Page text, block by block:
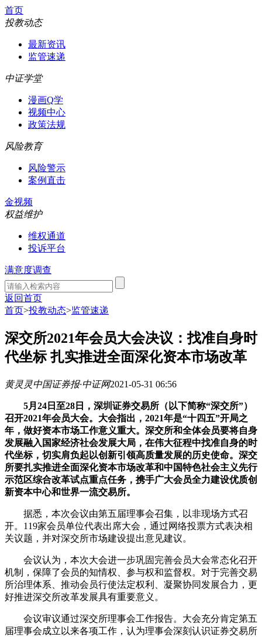
首页
投教动态
最新资讯
监管速递
中证学堂
漫画Q学
视频中心
政策法规
风险教育
风险警示
案例直击
金视频
权益维护
维权通道
投诉平台
满意度调查
返回首页
首页>投教动态>监管速递
深交所2021年会员大会决议：找准自身时
代坐标 扎实推进全面深化资本市场改革
黄灵灵中国证券报·中证网2021-05-31 06:56
5月24日至28日，深圳证券交易所（以下简称“深交所”）
召开2021年会员大会。大会指出，2021年是“十四五”开局之
年，做好资本市场工作意义重大。深交所和全体会员要将自身
发展融入国家经济社会发展大局，在伟大征程中找准自身的时
代坐标，切实肩负起以创新引领高质量发展的历史使命。深交
所要扎实推进全面深化资本市场改革和中国特色社会主义先行
示范区综合改革试点重点任务，携手广大会员全力建设优质创
新资本中心和世界一流交易所。
据悉，本次会议由第五届理事会召集，以非现场方式召
开。119家会员单位代表出席大会，通过网络投票方式表决相
关议题，并对深交所市场建设提出意见建议。
会议认为，本次大会进一步巩固完善会员大会常态化召开
机制，保障了会员的知情权、参与权和监督权。对于完善交易
所治理体系、推动会员行使法定权利、凝聚协同发展合力，更
好推进深交所改革发展具有重要意义。
会议审议通过深交所理事会工作报告。大会充分肯定第五
届理事会成立以来各项工作，认为理事会深刻认识证券交易所